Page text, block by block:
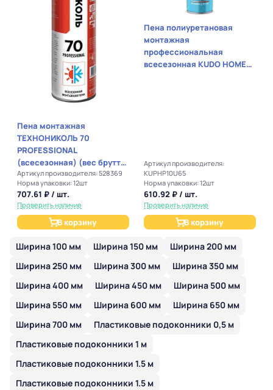
Пена монтажная
ТЕХНОНИКОЛЬ 70
PROFESSIONAL
(всесезонная) (вес брутто
1001гр)
Артикул производителя: 528369
Норма упаковки: 12шт
707.61 ₽ / шт.
Проверить наличие
В корзину
Пена полиуретановая
монтажная
профессиональная
всесезонная KUDO HOME65
Артикул производителя:
KUPHP10U65
Норма упаковки: 12шт
610.92 ₽ / шт.
Проверить наличие
В корзину
Ширина 100 мм Ширина 150 мм
Ширина 200 мм
Ширина 250 мм
Ширина 300 мм
Ширина 350 мм
Ширина 400 мм
Ширина 450 мм
Ширина 500 мм
Ширина 550 мм
Ширина 600 мм
Ширина 650 мм
Ширина 700 мм
Пластиковые подоконники 0,5 м
Пластиковые подоконники 1 м
Пластиковые подоконники 1.5 м
Пластиковые подоконники 1.5 м